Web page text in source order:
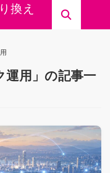
換え
運用」の記事一